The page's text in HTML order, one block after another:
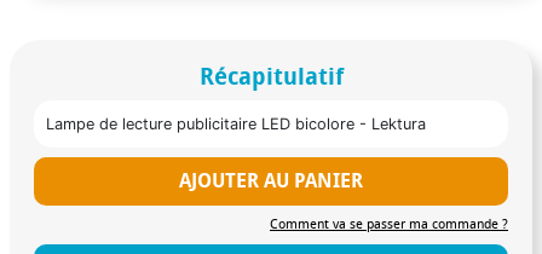
Récapitulatif
Lampe de lecture publicitaire LED bicolore - Lektura
AJOUTER AU PANIER
Comment va se passer ma commande ?